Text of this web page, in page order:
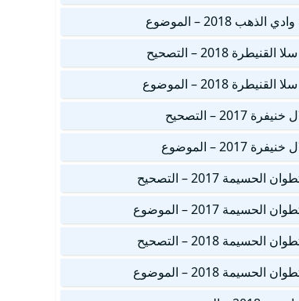
2018 – الموضوع
2018 – التصحيح
2018 – الموضوع
– التصحيح
– الموضوع
2017 – التصحيح
2017 – الموضوع
2018 – التصحيح
2018 – الموضوع